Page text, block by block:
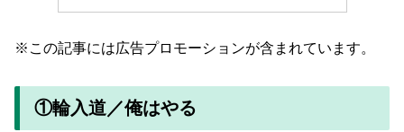
※この記事には広告プロモーションが含まれています。
①輪入道／俺はやる